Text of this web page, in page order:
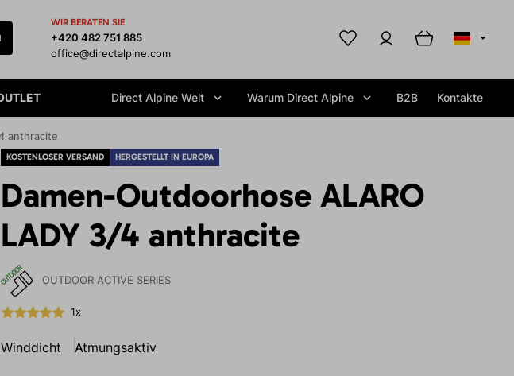
WIR BERATEN SIE
+420 482 751 885
office@directalpine.com
Direct Alpine Welt Warum Direct Alpine B2B Kontakte
anthracite
KOSTENLOSER VERSAND HERGESTELLT IN EUROPA
Damen-Outdoorhose ALARO
LADY 3/4 anthracite
OUTDOOR ACTIVE SERIES
1x
Winddicht Atmungsaktiv